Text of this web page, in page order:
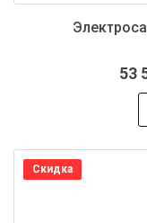
53
Скидка